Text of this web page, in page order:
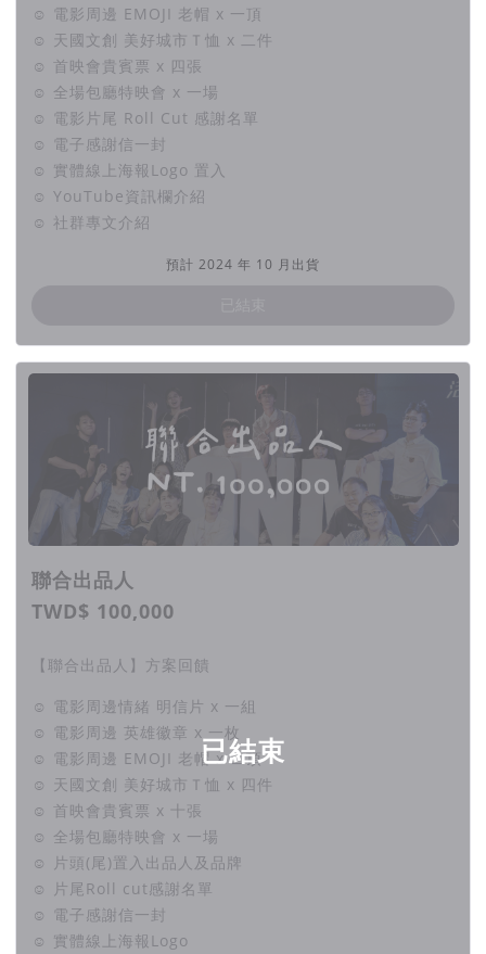
☺ 電影周邊 EMOJI 老帽 x 一頂
☺ 天國文創 美好城市Ｔ恤 x 二件
☺ 首映會貴賓票 x 四張
☺ 全場包廳特映會 x 一場
☺ 電影片尾 Roll Cut 感謝名單
☺ 電子感謝信一封
☺ 實體線上海報Logo 置入
☺ YouTube資訊欄介紹
☺ 社群專文介紹
預計 2024 年 10 月出貨
已結束
聯合出品人
TWD$ 100,000
【聯合出品人】方案回饋
☺ 電影周邊情緒 明信片 x 一組
☺ 電影周邊 英雄徽章 x 一枚
☺ 電影周邊 EMOJI 老帽 x 二頂
☺ 天國文創 美好城市Ｔ恤 x 四件
☺ 首映會貴賓票 x 十張
☺ 全場包廳特映會 x 一場
☺ 片頭(尾)置入出品人及品牌
☺ 片尾Roll cut感謝名單
☺ 電子感謝信一封
☺ 實體線上海報Logo